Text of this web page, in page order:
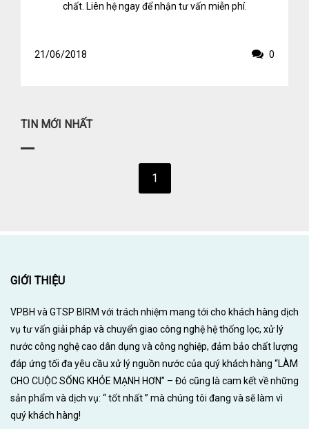
chất. Liên hệ ngay để nhận tư vấn miễn phí.
21/06/2018 0
TIN MỚI NHẤT
1
GIỚI THIỆU
VPBH và GTSP BIRM với trách nhiệm mang tới cho khách hàng dịch
vụ tư vấn giải pháp và chuyển giao công nghệ hệ thống lọc, xử lý
nước công nghệ cao dân dụng và công nghiệp, đảm bảo chất lượng
đáp ứng tối đa yêu cầu xử lý nguồn nước của quý khách hàng “LÀM
CHO CUỘC SỐNG KHỎE MẠNH HƠN” – Đó cũng là cam kết về những
sản phẩm và dịch vụ: “ tốt nhất ” mà chúng tôi đang và sẽ làm vì
quý khách hàng!